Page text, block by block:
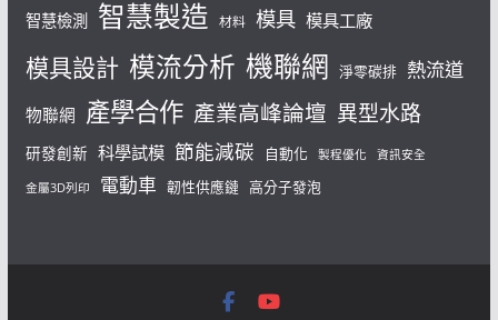
智慧檢測 智慧製造 材料 模具 模具工廠
模具設計 模流分析 機聯網 淨零碳排 熱流道
物聯網 產學合作 產業高峰論壇 異型水路
研發創新 科學試模 節能減碳 自動化 製程優化 資訊安全
金屬3D列印 電動車 韌性供應鏈 高分子發泡